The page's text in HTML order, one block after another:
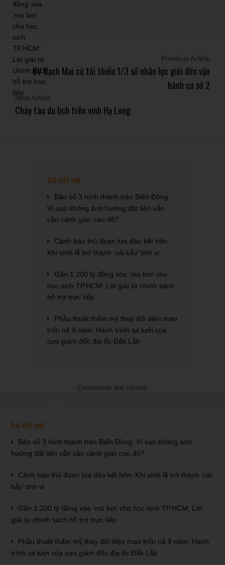
Previous Article
BV Bạch Mai cử tối thiểu 1/3 số nhân lực giỏi đến vận
hành cơ sở 2
Next Article
Cháy tàu du lịch trên vịnh Hạ Long
Bài viết mới
Bão số 3 hình thành trên Biển Đông:
Vì sao không ảnh hưởng đất liền vẫn
cần cảnh giác cao độ?
Cảnh báo thủ đoạn lừa đảo kết hôn:
Khi sính lễ trở thành ‘cái bẫy’ tinh vi
Gần 1.200 tỷ đồng xóa ‘mù bơi’ cho
học sinh TP.HCM: Lời giải từ chính sách
hỗ trợ trực tiếp
Phẫu thuật thẩm mỹ thay đổi diện mạo
trốn nã 9 năm: Hành trình sa lưới của
cựu giám đốc địa ốc Đắk Lắk
Comments are closed.
Bài viết mới
Bão số 3 hình thành trên Biển Đông: Vì sao không ảnh
hưởng đất liền vẫn cần cảnh giác cao độ?
Cảnh báo thủ đoạn lừa đảo kết hôn: Khi sính lễ trở thành ‘cái
bẫy’ tinh vi
Gần 1.200 tỷ đồng xóa ‘mù bơi’ cho học sinh TP.HCM: Lời
giải từ chính sách hỗ trợ trực tiếp
Phẫu thuật thẩm mỹ thay đổi diện mạo trốn nã 9 năm: Hành
trình sa lưới của cựu giám đốc địa ốc Đắk Lắk